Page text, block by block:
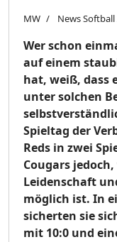
MW News Softball
Wer schon
auf einem
hat, weiß, dass
unter solchen
Spieltag der
Reds in zwei
Cougars
Leidenschaft
möglich ist. In
sicherten sie
mit 10:0 und